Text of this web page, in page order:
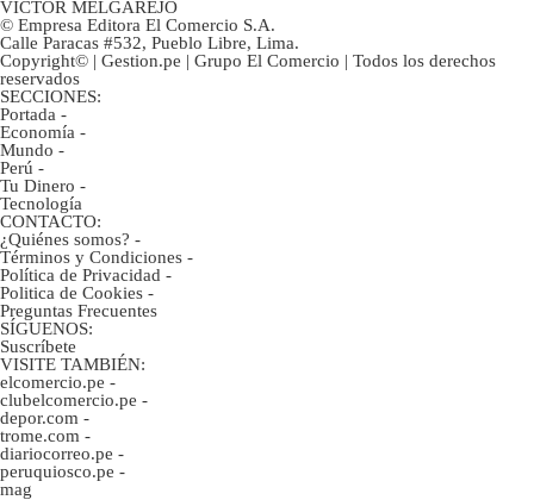
VÍCTOR MELGAREJO
© Empresa Editora El Comercio S.A.
Calle Paracas #532, Pueblo Libre, Lima.
Copyright© | Gestion.pe | Grupo El Comercio | Todos los derechos
reservados
SECCIONES:
Portada -
Economía -
Mundo -
Perú -
Tu Dinero -
Tecnología
CONTACTO:
¿Quiénes somos? -
Términos y Condiciones -
Política de Privacidad -
Politica de Cookies -
Preguntas Frecuentes
SÍGUENOS:
Suscríbete
VISITE TAMBIÉN:
elcomercio.pe -
clubelcomercio.pe -
depor.com -
trome.com -
diariocorreo.pe -
peruquiosco.pe -
mag